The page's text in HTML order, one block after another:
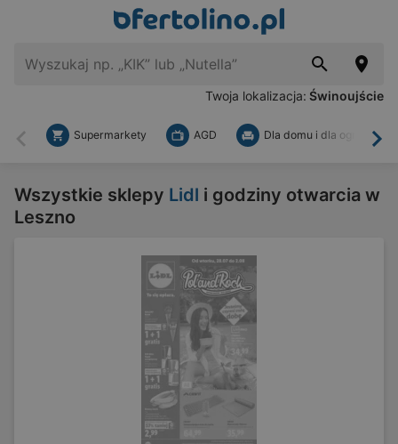
Twoja lokalizacja: Świnoujście
Wstecz
Supermarkety AGD Dla domu i dla ogrodu
Wszystkie sklepy Lidl i godziny otwarcia w
Leszno